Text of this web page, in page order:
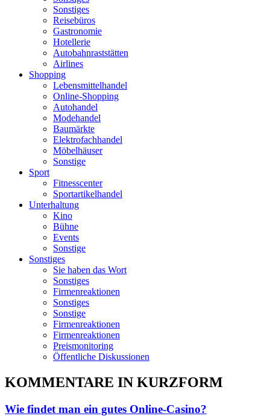
Sonstiges
Reisebüros
Gastronomie
Hotellerie
Autobahnraststätten
Airlines
Shopping
Lebensmittelhandel
Online-Shopping
Autohandel
Modehandel
Baumärkte
Elektrofachhandel
Möbelhäuser
Sonstige
Sport
Fitnesscenter
Sportartikelhandel
Unterhaltung
Kino
Bühne
Events
Sonstige
Sonstiges
Sie haben das Wort
Sonstiges
Firmenreaktionen
Sonstiges
Sonstige
Firmenreaktionen
Firmenreaktionen
Preismonitoring
Öffentliche Diskussionen
KOMMENTARE IN KURZFORM
Wie findet man ein gutes Online-Casino?